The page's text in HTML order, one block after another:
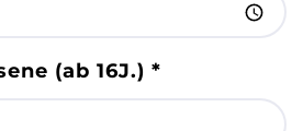
(ab 16J.) *